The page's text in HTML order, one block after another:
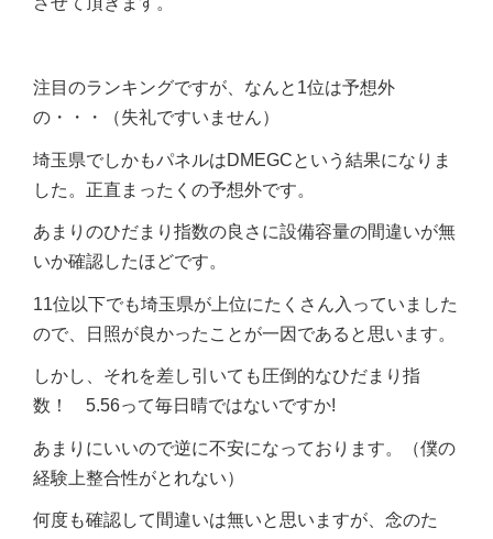
注目のランキングですが、なんと1位は予想外
の・・・（失礼ですいません）
埼玉県でしかもパネルはDMEGCという結果になりま
した。正直まったくの予想外です。
あまりのひだまり指数の良さに設備容量の間違いが無
いか確認したほどです。
11位以下でも埼玉県が上位にたくさん入っていました
ので、日照が良かったことが一因であると思います。
しかし、それを差し引いても圧倒的なひだまり指
数！ 5.56って毎日晴ではないですか!
あまりにいいので逆に不安になっております。（僕の
経験上整合性がとれない）
何度も確認して間違いは無いと思いますが、念のた